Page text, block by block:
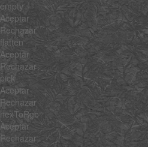
empty
Aceptar
Rechazar
flatten
Aceptar
Rechazar
pick
Aceptar
Rechazar
hexToRgb
Aceptar
Rechazar